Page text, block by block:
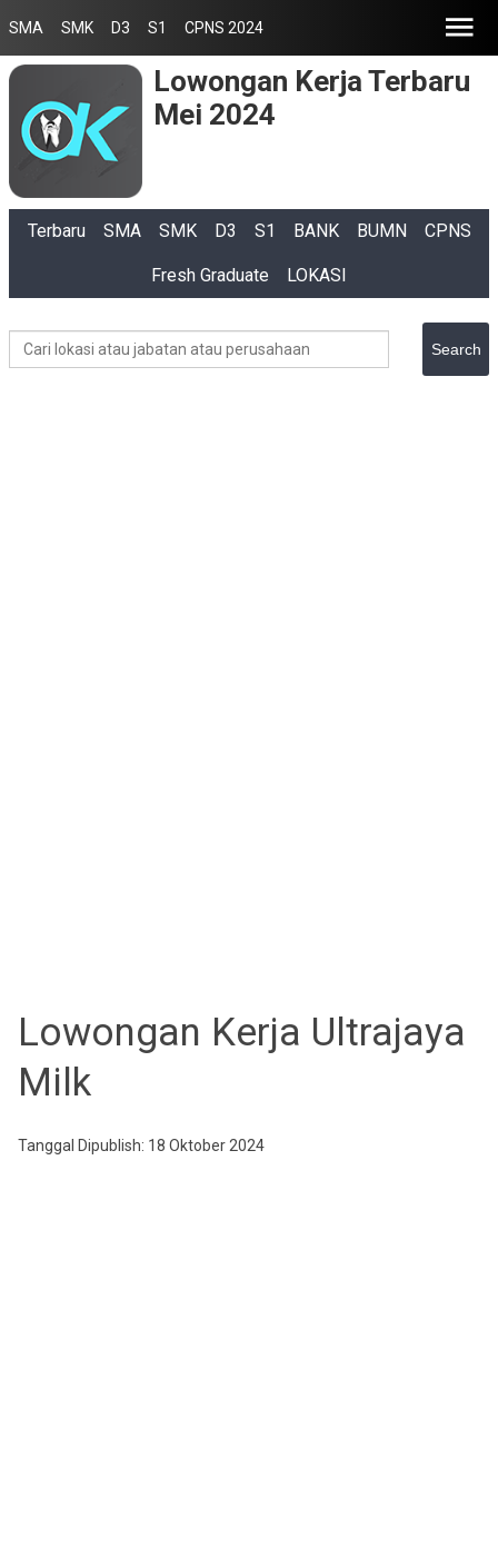
SMA SMK D3 S1 CPNS 2024
Lowongan Kerja Terbaru
Mei 2024
Terbaru SMA SMK D3 S1 BANK BUMN CPNS
Fresh Graduate LOKASI
Lowongan Kerja Ultrajaya
Milk
Tanggal Dipublish: 18 Oktober 2024